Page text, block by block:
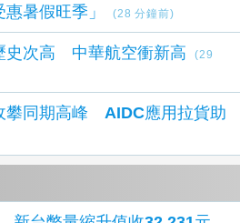
暑假旺季」 (28 分鐘前)
史次高 中華航空衝新高
(29
攀同期高峰 AIDC應用拉貨助